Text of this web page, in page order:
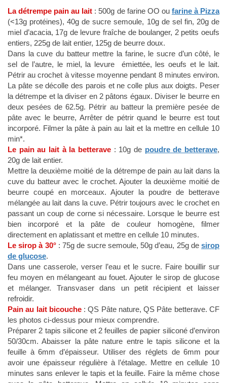
La détrempe pain au lait : 500g de farine OO ou farine à Pizza
(<13g protéines), 40g de sucre semoule, 10g de sel fin, 20g de
miel d’acacia, 17g de levure fraîche de boulanger, 2 petits oeufs
entiers, 225g de lait entier, 125g de beurre doux.
Dans la cuve du batteur mettre la farine, le sucre d’un côté, le
sel de l’autre, le miel, la levure émiettée, les oeufs et le lait.
Pétrir au crochet à vitesse moyenne pendant 8 minutes environ.
La pâte se décolle des parois et ne colle plus aux doigts. Peser
la détrempe et la diviser en 2 pâtons égaux. Diviser le beurre en
deux pesées de 62.5g. Pétrir au batteur la première pesée de
pâte avec le beurre, Arrêter de pétrir quand le beurre est tout
incorporé. Filmer la pâte à pain au lait et la mettre en cellule 10
min*.
Le pain au lait à la betterave : 10g de poudre de betterave,
20g de lait entier.
Mettre la deuxième moitié de la détrempe de pain au lait dans la
cuve du batteur avec le crochet. Ajouter la deuxième moitié de
beurre coupé en morceaux. Ajouter la poudre de betterave
mélangée au lait dans la cuve. Pétrir toujours avec le crochet en
passant un coup de corne si nécessaire. Lorsque le beurre est
bien incorporé et la pâte de couleur homogène, filmer
directement en aplatissant et mettre en cellule 10 minutes.
Le sirop à 30°: 75g de sucre semoule, 50g d’eau, 25g desirop
de glucose.
Dans une casserole, verser l’eau et le sucre. Faire bouillir sur
feu moyen en mélangeant au fouet. Ajouter le sirop de glucose
et mélanger. Transvaser dans un petit récipient et laisser
refroidir.
Pain au lait bicouche: QS Pâte nature, QS Pâte betterave. CF
les photos ci-dessus pour mieux comprendre.
Préparer 2 tapis silicone et 2 feuilles de papier siliconé d’environ
50/30cm. Abaisser la pâte nature entre le tapis silicone et la
feuille à 6mm d’épaisseur. Utiliser des réglets de 6mm pour
avoir une épaisseur régulière à l’étalage. Mettre en cellule 10
minutes sans enlever le tapis et la feuille. Faire la même chose